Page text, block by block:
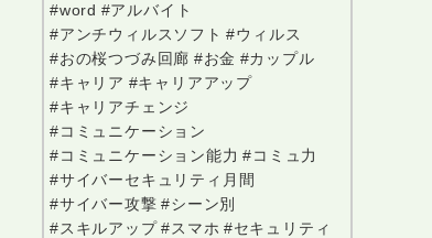
#word #アルバイト
#アンチウィルスソフト #ウィルス
#おの桜つづみ回廊 #お金 #カップル
#キャリア #キャリアアップ
#キャリアチェンジ
#コミュニケーション
#コミュニケーション能力 #コミュ力
#サイバーセキュリティ月間
#サイバー攻撃 #シーン別
#スキルアップ #スマホ #セキュリティ